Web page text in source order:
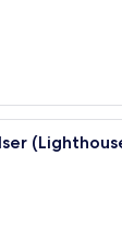
En